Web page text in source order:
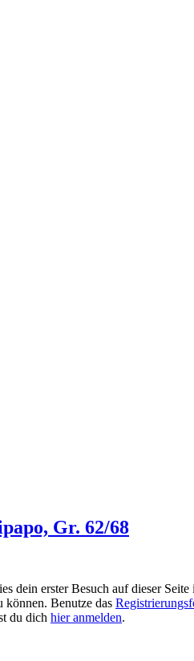
Gr. 62/68
dein erster Besuch auf dieser Seite
können. Benutze das
du dich hier anmelden.